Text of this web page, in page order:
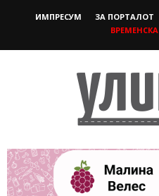
ИМПРЕСУМ ЗА ПОРТАЛОТ